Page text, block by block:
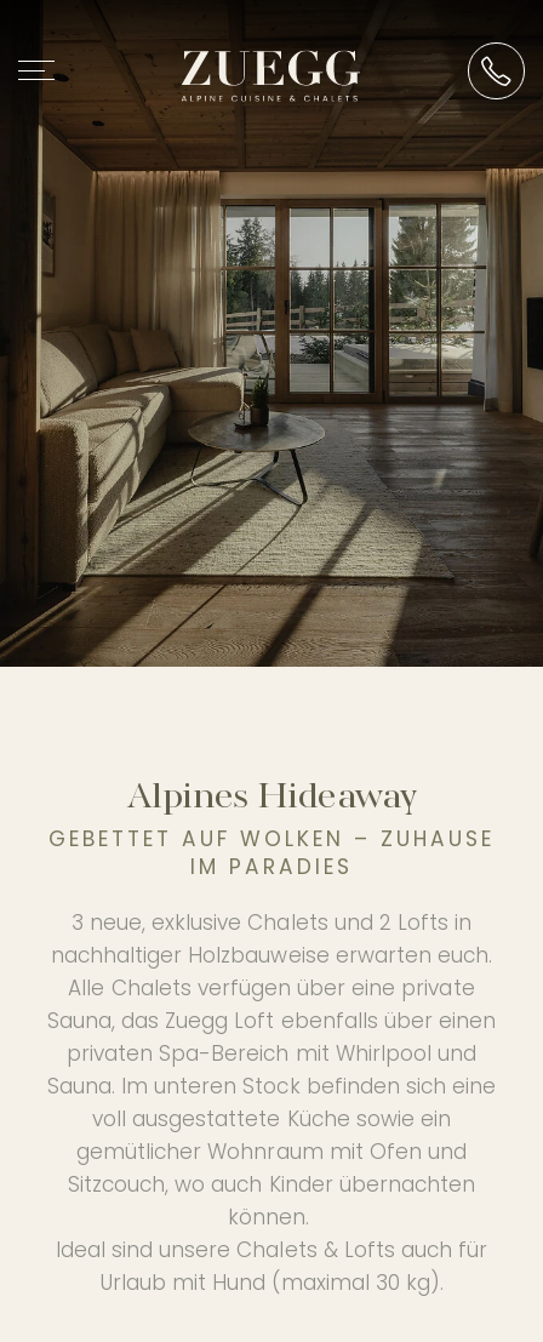
Chalet Zuegg
Wohnen
Unsere Unterkünfte
Verpflegung
Premium Services
Good to know
Alpine Cuisine
Events
Erleben
Alpines Hideaway
GEBETTET AUF WOLKEN – ZUHAUSE
IM PARADIES
3 neue, exklusive Chalets und 2 Lofts in
nachhaltiger Holzbauweise erwarten euch.
Alle Chalets verfügen über eine private
Sauna, das Zuegg Loft ebenfalls über einen
privaten Spa-Bereich mit Whirlpool und
Sauna. Im unteren Stock befinden sich eine
voll ausgestattete Küche sowie ein
gemütlicher Wohnraum mit Ofen und
Sitzcouch, wo auch Kinder übernachten
können.
Ideal sind unsere Chalets & Lofts auch für
Urlaub mit Hund (maximal 30 kg).